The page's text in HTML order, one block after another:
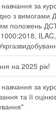
за
з
положень
на 2025 рік!
за
та її